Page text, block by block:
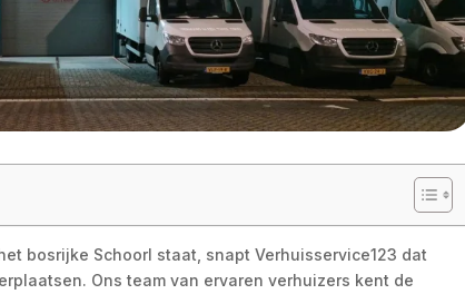
bosrijke Schoorl staat, snapt Verhuisservice123 dat
Ons team van ervaren verhuizers kent de